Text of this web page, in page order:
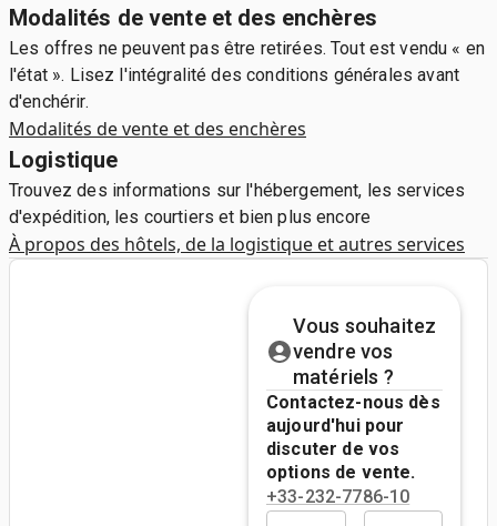
Modalités de vente et des enchères
Les offres ne peuvent pas être retirées. Tout est vendu « en
l'état ». Lisez l'intégralité des conditions générales avant
d'enchérir.
Modalités de vente et des enchères
Logistique
Trouvez des informations sur l'hébergement, les services
d'expédition, les courtiers et bien plus encore
À propos des hôtels, de la logistique et autres services
Vous souhaitez
vendre vos
matériels ?
Contactez-nous dès
aujourd'hui pour
discuter de vos
options de vente.
+33-232-7786-10